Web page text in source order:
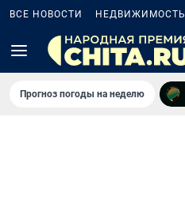
ВСЕ НОВОСТИ НЕДВИЖИМОСТЬ
Прогноз погоды на неделю